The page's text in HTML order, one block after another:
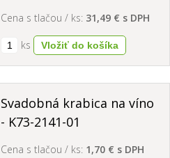
Cena s tlačou / ks: 31,49 € s DPH
ks
Svadobná krabica na víno
- K73-2141-01
Cena s tlačou / ks: 1,70 € s DPH